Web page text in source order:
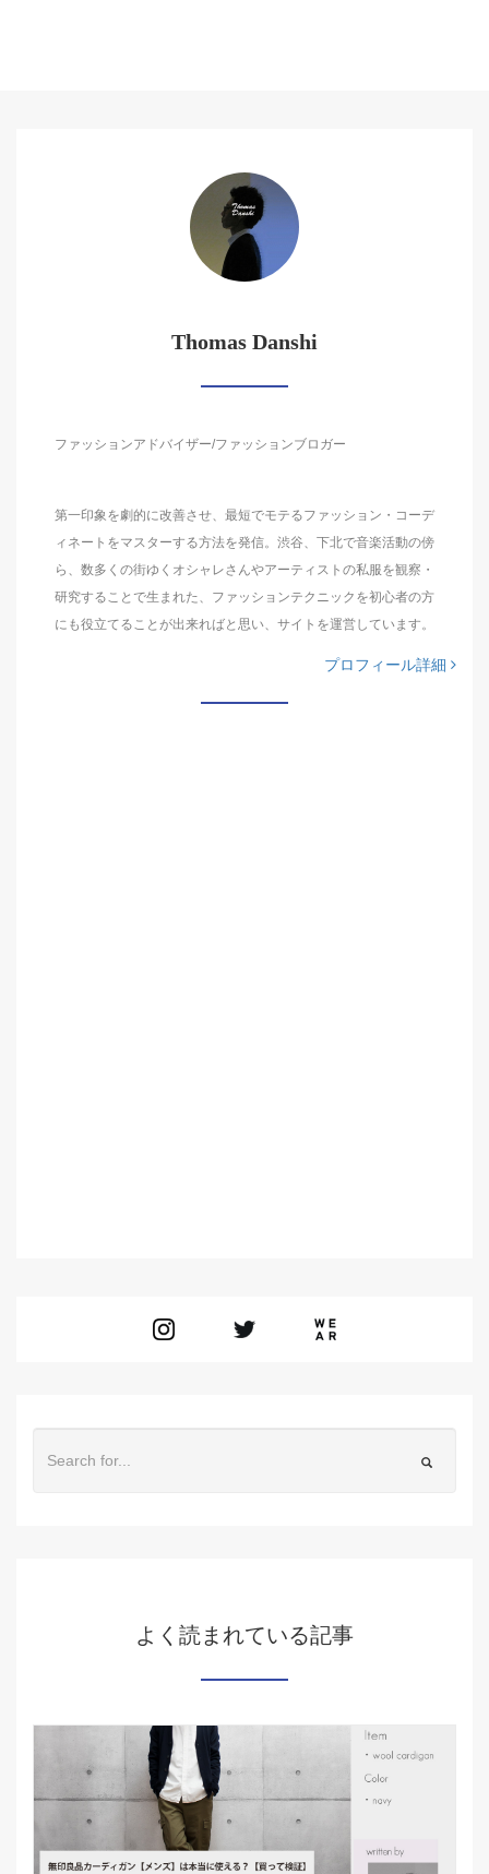
Thomas Danshi
ファッションアドバイザー/ファッションブロガー
第一印象を劇的に改善させ、最短でモテるファッション・コーデ
ィネートをマスターする方法を発信。渋谷、下北で音楽活動の傍
ら、数多くの街ゆくオシャレさんやアーティストの私服を観察・
研究することで生まれた、ファッションテクニックを初心者の方
にも役立てることが出来ればと思い、サイトを運営しています。
プロフィール詳細
よく読まれている記事